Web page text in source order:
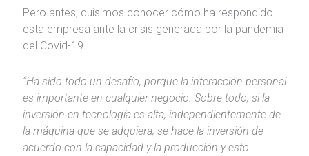
Pero antes, quisimos conocer cómo ha respondido
esta empresa ante la crisis generada por la pandemia
del Covid-19.
“Ha sido todo un desafío, porque la interacción personal
es importante en cualquier negocio. Sobre todo, si la
inversión en tecnología es alta, independientemente de
la máquina que se adquiera, se hace la inversión de
acuerdo con la capacidad y la producción y esto